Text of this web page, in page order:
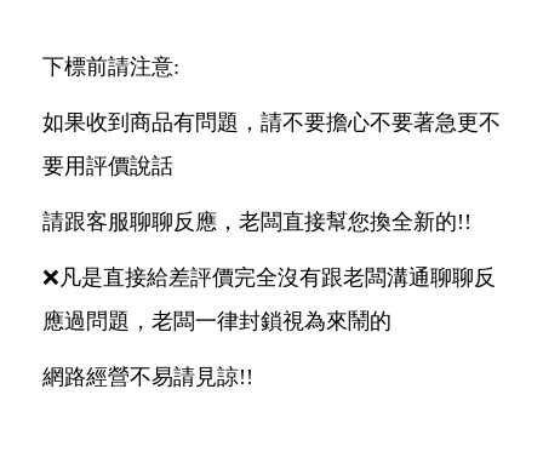
下標前請注意:
如果收到商品有問題，請不要擔心不要著急更不
要用評價說話
請跟客服聊聊反應，老闆直接幫您換全新的!!
❌凡是直接給差評價完全沒有跟老闆溝通聊聊反
應過問題，老闆一律封鎖視為來鬧的
網路經營不易請見諒!!